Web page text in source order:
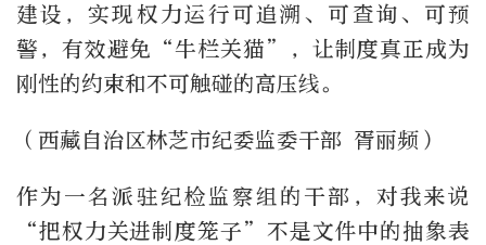
建设，实现权力运行可追溯、可查询、可预
警，有效避免“牛栏关猫”，让制度真正成为
刚性的约束和不可触碰的高压线。
（西藏自治区林芝市纪委监委干部 胥丽频）
作为一名派驻纪检监察组的干部，对我来说
“把权力关进制度笼子”不是文件中的抽象表